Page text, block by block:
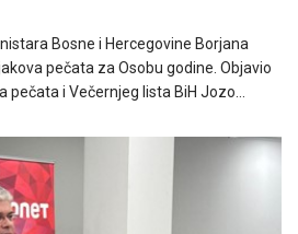
Bosne i Hercegovine Borjana
pečata za Osobu godine. Objavio
pečata i Večernjeg lista BiH Jozo
i pozitivnu stranu naših života.